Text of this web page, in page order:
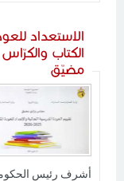
الاستعداد
الكتاب
مضيّق
أشرف رئيس الحكومة